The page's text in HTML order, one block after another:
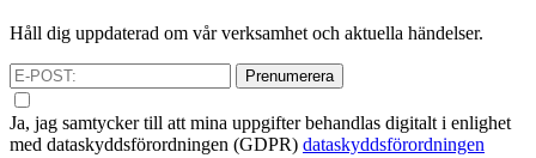
Håll dig uppdaterad om vår verksamhet och aktuella händelser.
Prenumerera
Ja, jag samtycker till att mina uppgifter behandlas digitalt i enlighet
med dataskyddsförordningen (GDPR) dataskyddsförordningen